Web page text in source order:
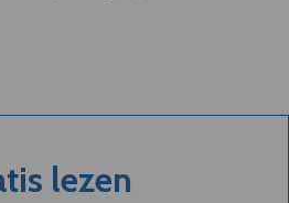
lezen